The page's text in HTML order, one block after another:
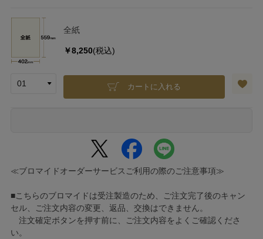
全紙
￥8,250(税込)
カートに入れる
≪ブロマイドオーダーサービスご利用の際のご注意事項≫
■こちらのブロマイドは受注製造のため、ご注文完了後のキャン
セル、ご注文内容の変更、返品、交換はできません。
注文確定ボタンを押す前に、ご注文内容をよくご確認くださ
い。